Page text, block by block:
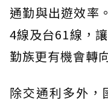
通勤與出遊效率
4線及台61線，
勤族更有機會轉
除交通利多外，